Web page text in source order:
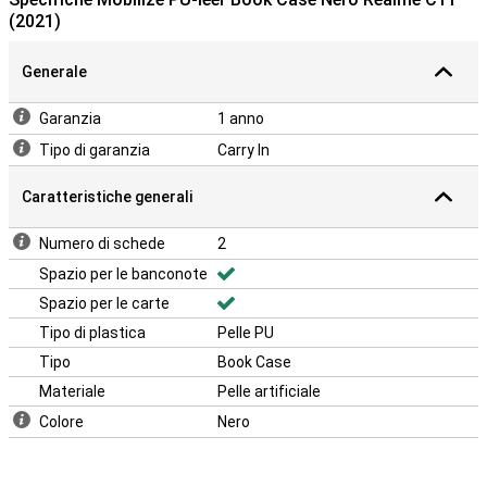
(2021)
Generale
Garanzia
1 anno
Tipo di garanzia
Carry In
Caratteristiche generali
Numero di schede
2
Spazio per le banconote
Spazio per le carte
Tipo di plastica
Pelle PU
Tipo
Book Case
Materiale
Pelle artificiale
Colore
Nero